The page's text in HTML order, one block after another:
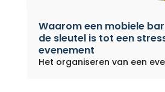
Waarom een ​​mobiele
de sleutel is tot een
evenement
Het organiseren van een